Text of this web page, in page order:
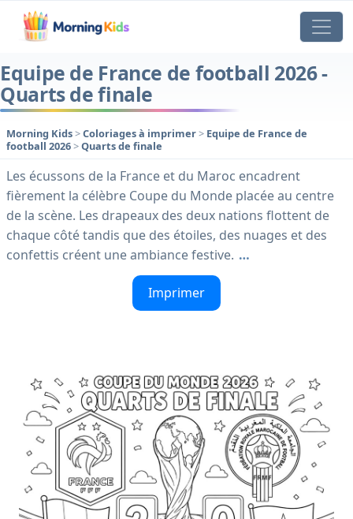
Equipe de France de football 2026 -
Quarts de finale
Morning Kids>Coloriages à imprimer> Equipe de France de
football 2026>Quarts de finale
Les écussons de la France et du Maroc encadrent
fièrement la célèbre Coupe du Monde placée au centre
de la scène. Les drapeaux des deux nations flottent de
chaque côté tandis que des étoiles, des nuages et des
confettis créent une ambiance festive. …
Imprimer